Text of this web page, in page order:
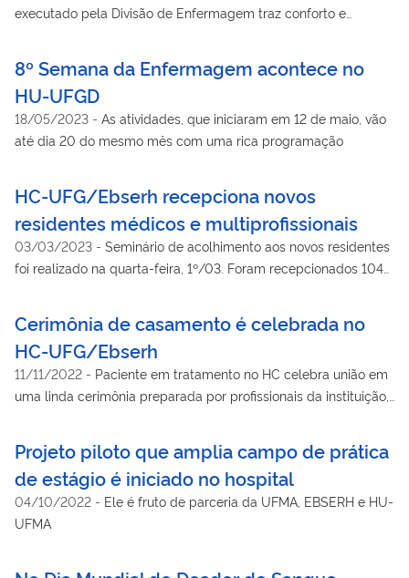
executado pela Divisão de Enfermagem traz conforto e
8º Semana da Enfermagem acontece no
HU-UFGD
18/05/2023 - As atividades, que iniciaram em 12 de maio, vão
até dia 20 do mesmo mês com uma rica programação
HC-UFG/Ebserh recepciona novos
residentes médicos e multiprofissionais
03/03/2023 - Seminário de acolhimento aos novos residentes
foi realizado na quarta-feira, 1º/03. Foram recepcionados 104
Cerimônia de casamento é celebrada no
HC-UFG/Ebserh
11/11/2022 - Paciente em tratamento no HC celebra união em
uma linda cerimônia preparada por profissionais da instituição,
Projeto piloto que amplia campo de prática
de estágio é iniciado no hospital
04/10/2022 - Ele é fruto de parceria da UFMA, EBSERH e HU-
UFMA